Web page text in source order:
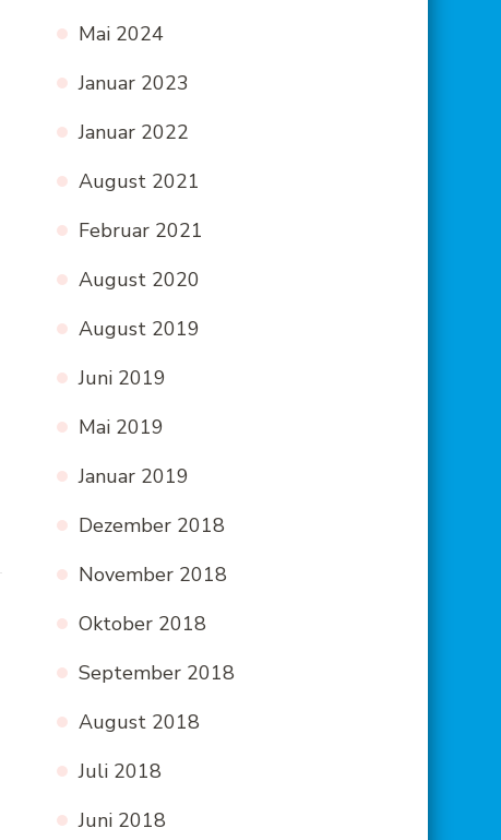
Mai 2024
Januar 2023
Januar 2022
August 2021
Februar 2021
August 2020
August 2019
Juni 2019
Mai 2019
Januar 2019
Dezember 2018
November 2018
Oktober 2018
September 2018
August 2018
Juli 2018
Juni 2018